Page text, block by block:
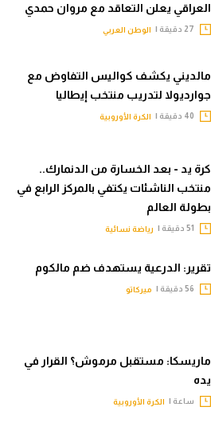
العراقي يعلن التعاقد مع مروان حمدي
الوطن العربي
مالديني يكشف كواليس التفاوض مع
جوارديولا لتدريب منتخب إيطاليا
الكرة الأوروبية
كرة يد - بعد الخسارة من الدنمارك..
منتخب الناشئات يكتفي بالمركز الرابع في
بطولة العالم
رياضة نسائية
تقرير: الدرعية يستهدف ضم مالكوم
ميركاتو
ماريسكا: مستقبل مرموش؟ القرار في
يده
ساعة | الكرة الأوروبية